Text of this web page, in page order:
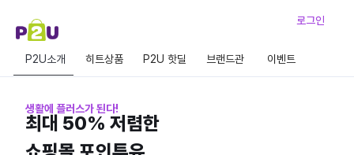
로그인
P2U소개 히트상품 P2U 핫딜 브랜드관 이벤트